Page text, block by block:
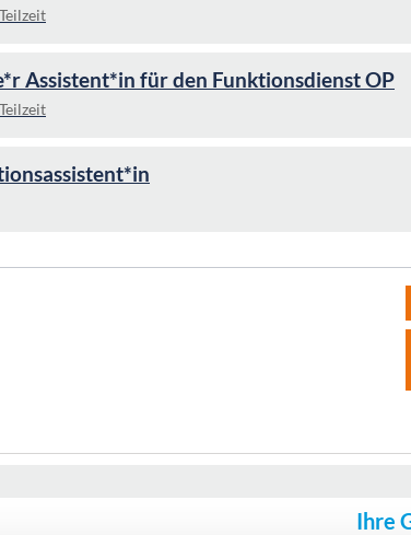
Assistent*in für den Funktionsdienst OP
Ihre